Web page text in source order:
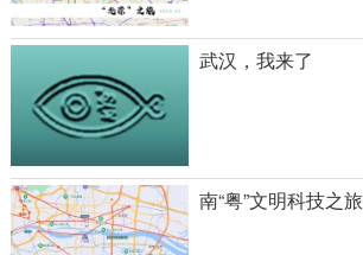
武汉，我来了
南“粤”文明科技之旅